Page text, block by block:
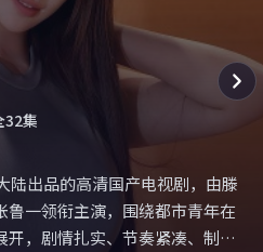
32集
陆出品的高清国产电视剧，由滕
一领衔主演，围绕都市青年在
，剧情扎实、节奏紧凑、制作